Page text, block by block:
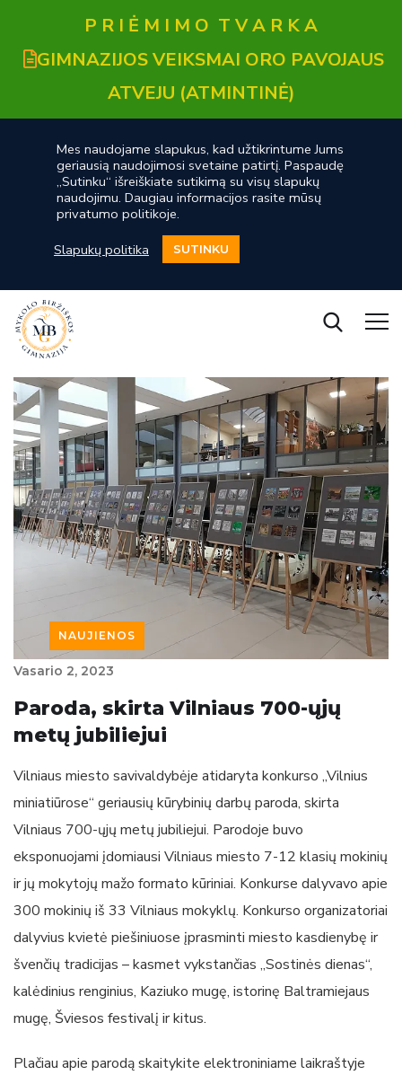
P R I Ė M I M O T V A R K A
GIMNAZIJOS VEIKSMAI ORO PAVOJAUS
ATVEJU (ATMINTINĖ)
NAUJIENOS
Vasario‏‏‎ ‎2‎‎‏‏‎, 2023
Paroda, skirta Vilniaus 700-ųjų
metų jubiliejui
Vilniaus miesto savivaldybėje atidaryta konkurso „Vilnius
miniatiūrose“ geriausių kūrybinių darbų paroda, skirta
Vilniaus 700-ųjų metų jubiliejui. Parodoje buvo
eksponuojami įdomiausi Vilniaus miesto 7-12 klasių mokinių
ir jų mokytojų mažo formato kūriniai. Konkurse dalyvavo apie
300 mokinių iš 33 Vilniaus mokyklų. Konkurso organizatoriai
dalyvius kvietė piešiniuose įprasminti miesto kasdienybę ir
švenčių tradicijas – kasmet vykstančias „Sostinės dienas“,
kalėdinius renginius, Kaziuko mugę, istorinę Baltramiejaus
mugę, Šviesos festivalį ir kitus.
Plačiau apie parodą skaitykite elektroniniame laikraštyje
Mes naudojame slapukus, kad užtikrintume Jums
geriausią naudojimosi svetaine patirtį. Paspaudę
„Sutinku“ išreiškiate sutikimą su visų slapukų
naudojimu. Daugiau informacijos rasite mūsų
privatumo politikoje.
Slapukų politika
SUTINKU